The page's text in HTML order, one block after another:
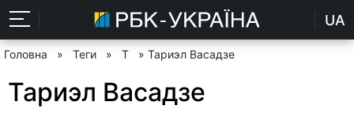
UA
Головна » Теги » Т » Тариэл Васадзе
Тариэл Васадзе